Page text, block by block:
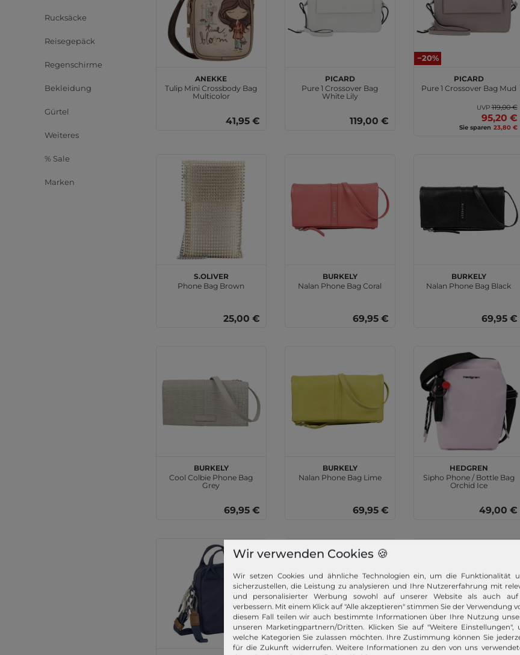
Rucksäcke
Reisegepäck
Regenschirme
Bekleidung
Gürtel
Weiteres
% Sale
Marken
Anekke
Tulip Mini Crossbody Bag
Multicolor
41,95 €
PICARD
Pure 1 Crossover Bag
White Lily
119,00 €
−20%
PICARD
Pure 1 Crossover Bag Mud
UVP119,00 €
95,20 €
Sie sparen 23,80 €
s.Oliver
Phone Bag Brown
25,00 €
BURKELY
Nalan Phone Bag Coral
69,95 €
BURKELY
Nalan Phone Bag Black
69,95 €
BURKELY
Cool Colbie Phone Bag
Grey
69,95 €
BURKELY
Nalan Phone Bag Lime
69,95 €
Hedgren
Sipho Phone / Bottle Bag
Orchid Ice
49,00 €
Wir verwenden Cookies 🍪
Wir setzen Cookies und ähnliche Technologien ein, um die Funktionalität
sicherzustellen, die Leistung zu analysieren und Ihre Nutzererfahrung mit
und personalisierter Werbung sowohl auf unserer Website als auch
verbessern. Mit einem Klick auf "Alle akzeptieren" stimmen Sie der Verwendung
diesem Fall teilen wir auch bestimmte Informationen über Ihre Nutzung
unseren Marketingpartnern/Dritten. Klicken Sie auf "Weitere Einstellungen",
welche Kategorien Sie zulassen möchten. Ihre Zustimmung können Sie
für die Zukunft widerrufen. Weitere Informationen zu den von uns